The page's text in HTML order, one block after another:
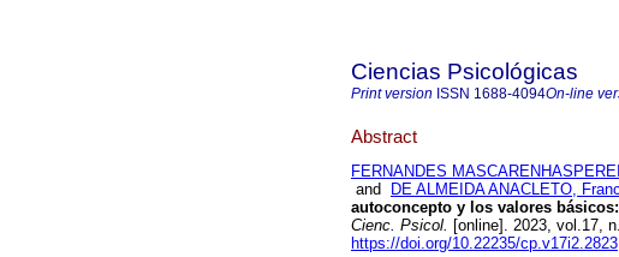
Ciencias Psicológicas
Print version ISSN 1688-4094On-line
Abstract
FERNANDES
and
DE ALMEIDA ANACLETO,
autoconcepto y los valores
Cienc. Psicol. [online]. 2023, vol.17,
https://doi.org/10.22235/cp.v17i2.2823